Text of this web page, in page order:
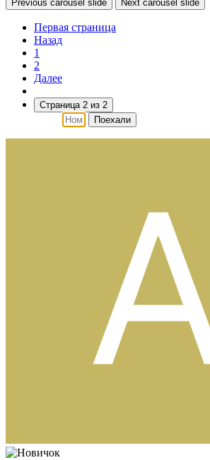
Previous carousel slide Next carousel slide
Первая страница
Назад
1
2
Далее
Страница 2 из 2
Поехали